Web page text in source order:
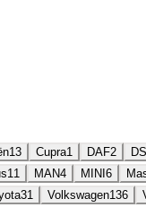
13 Cupra1 DAF2 DS
11 MAN4 MINI6
31 Volkswagen136